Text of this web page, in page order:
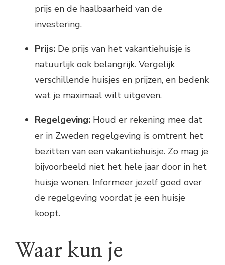
prijs en de haalbaarheid van de
investering.
Prijs: De prijs van het vakantiehuisje is
natuurlijk ook belangrijk. Vergelijk
verschillende huisjes en prijzen, en bedenk
wat je maximaal wilt uitgeven.
Regelgeving: Houd er rekening mee dat
er in Zweden regelgeving is omtrent het
bezitten van een vakantiehuisje. Zo mag je
bijvoorbeeld niet het hele jaar door in het
huisje wonen. Informeer jezelf goed over
de regelgeving voordat je een huisje
koopt.
Waar kun je